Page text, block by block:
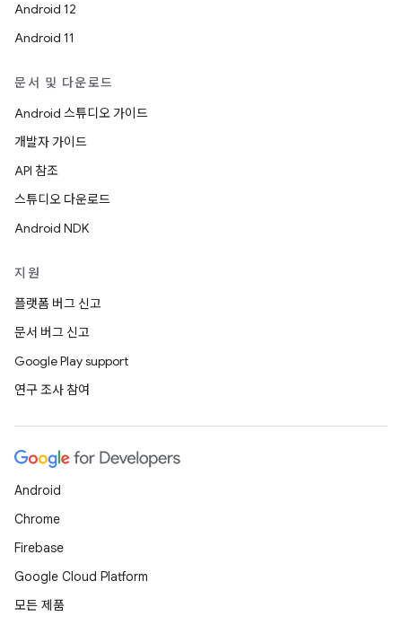
Android 12
Android 11
문서 및 다운로드
Android 스튜디오 가이드
개발자 가이드
API 참조
스튜디오 다운로드
Android NDK
지원
플랫폼 버그 신고
문서 버그 신고
Google Play support
연구 조사 참여
Android
Chrome
Firebase
Google Cloud Platform
모든 제품